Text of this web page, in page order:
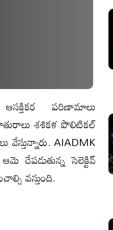
పరిణామాలు
శశికళ పొలిటికల్
వేస్తున్నారు. AIADMK
చేపడుతున్న సెలెక్టివ్
వస్తుంది.